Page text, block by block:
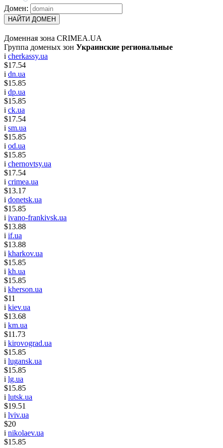
Домен:
НАЙТИ ДОМЕН
Доменная зона CRIMEA.UA
Группа доменых зон Украинские региональные
i cherkassy.ua
$17.54
i dn.ua
$15.85
i dp.ua
$15.85
i ck.ua
$17.54
i sm.ua
$15.85
i od.ua
$15.85
i chernovtsy.ua
$17.54
i crimea.ua
$13.17
i donetsk.ua
$15.85
i ivano-frankivsk.ua
$13.88
i if.ua
$13.88
i kharkov.ua
$15.85
i kh.ua
$15.85
i kherson.ua
$11
i kiev.ua
$13.68
i km.ua
$11.73
i kirovograd.ua
$15.85
i lugansk.ua
$15.85
i lg.ua
$15.85
i lutsk.ua
$19.51
i lviv.ua
$20
i nikolaev.ua
$15.85